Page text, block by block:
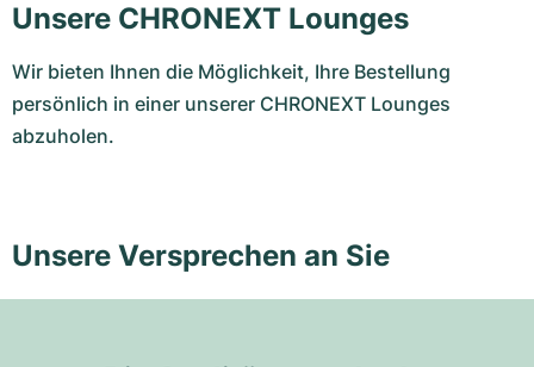
Unsere CHRONEXT Lounges
Wir bieten Ihnen die Möglichkeit, Ihre Bestellung
persönlich in einer unserer CHRONEXT Lounges
abzuholen.
Unsere Versprechen an Sie